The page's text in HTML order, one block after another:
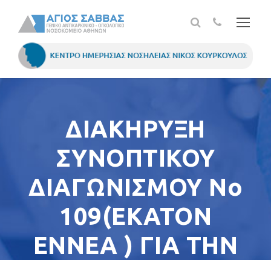
ΔΙΑΚΗΡΥΞΗ
ΣΥΝΟΠΤΙΚΟΥ
ΔΙΑΓΩΝΙΣΜΟΥ Νο
109(EKATON
ENNEA ) ΓΙΑ ΤΗΝ